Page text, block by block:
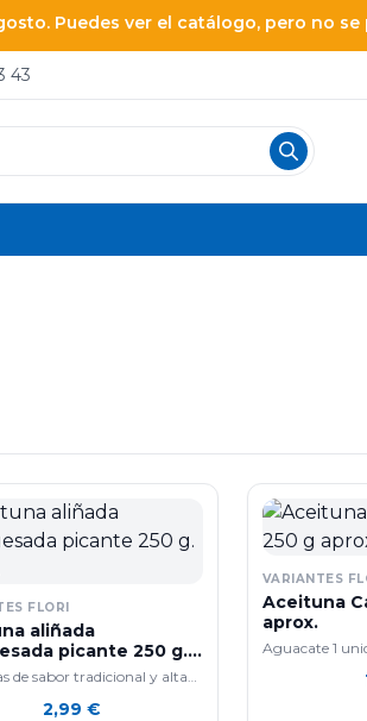
Puedes ver el catálogo, pero no
43
FLORI
aliñada
picante 250 g.
de sabor tradicional y alta
2,99€
VARIANTES
Aceituna
aprox.
Aguacate 1
en un